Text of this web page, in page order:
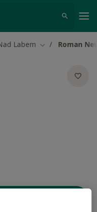
Labem Změna města
Roman